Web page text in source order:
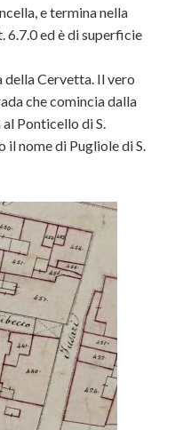
e termina nella
6.7.0 ed è di superficie
della Cervetta. Il vero
che comincia dalla
Ponticello di S.
il nome di Pugliole di S.